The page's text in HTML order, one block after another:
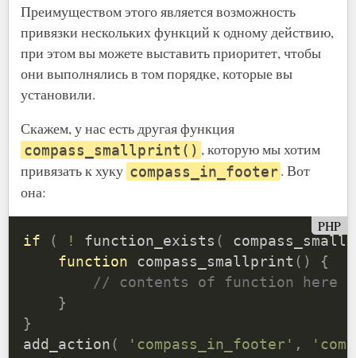
Преимуществом этого является возможность
привязки нескольких функций к одному действию,
при этом вы можете выставить приоритет, чтобы
они выполнялись в том порядке, которые вы
установили.
Скажем, у нас есть другая функция
compass_smallprint() , которую мы хотим
привязать к хуку compass_in_footer . Вот
она:
PHP
if ( ! function_exists (
function
compass_smallprint ( )
{
// contents of function here
}
}
add_action ( 'compass_in_footer' ,